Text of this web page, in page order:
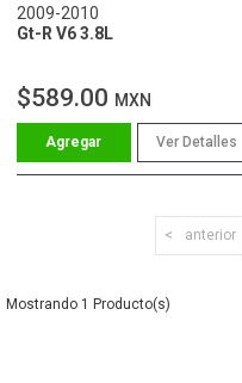
2009-2010
Gt-R V6 3.8L
$589.00 MXN
Ver Detalles
anterior
1